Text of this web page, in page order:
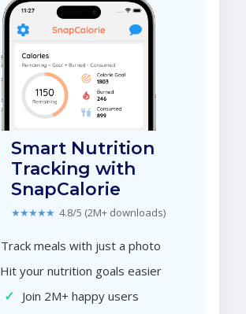
Smart Nutrition
Tracking with
SnapCalorie
★★★★★ 4.8/5 (2M+ downloads)
Track meals with just a photo
Hit your nutrition goals easier
✓ Join 2M+ happy users